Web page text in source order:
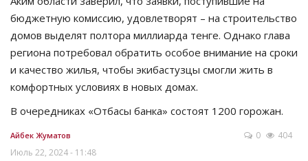
бюджетную комиссию, удовлетворят – на строительство
домов выделят полтора миллиарда тенге. Однако глава
региона потребовал обратить особое внимание на сроки
и качество жилья, чтобы экибастузцы смогли жить в
комфортных условиях в новых домах.
В очередниках «Отбасы банка» состоят 1200 горожан.
Айбек Жуматов
Июль 22, 2024 - 11:48
0 404